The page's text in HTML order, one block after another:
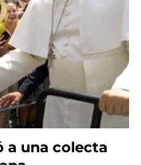
a una colecta